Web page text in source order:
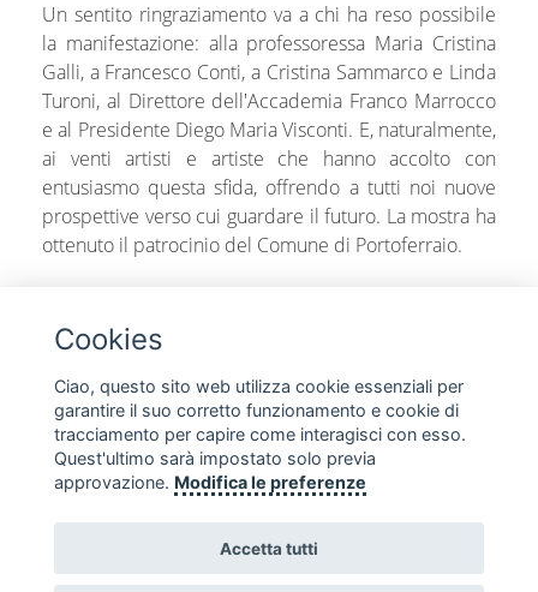
Un sentito ringraziamento va a chi ha reso possibile
la manifestazione: alla professoressa Maria Cristina
Galli, a Francesco Conti, a Cristina Sammarco e Linda
Turoni, al Direttore dell'Accademia Franco Marrocco
e al Presidente Diego Maria Visconti. E, naturalmente,
ai venti artisti e artiste che hanno accolto con
entusiasmo questa sfida, offrendo a tutti noi nuove
prospettive verso cui guardare il futuro. La mostra ha
ottenuto il patrocinio del Comune di Portoferraio.
SEGUICI SUI SOCIAL
Cookies
Ciao, questo sito web utilizza cookie essenziali per
garantire il suo corretto funzionamento e cookie di
tracciamento per capire come interagisci con esso.
Quest'ultimo sarà impostato solo previa
approvazione. Modifica le preferenze
Accetta tutti